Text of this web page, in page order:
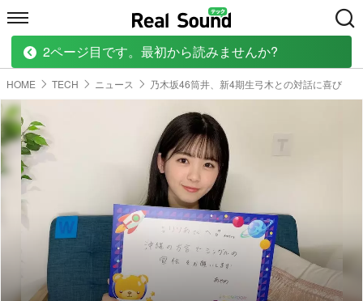
HOME MUSIC MOVIE TECH
HOME TECH ニュース 乃木坂46筒井、新4期生弓木との対話に喜び
2ページ目です。最初から読みませんか?